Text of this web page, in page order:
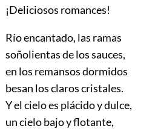
¡Deliciosos romances!
Río encantado, las ramas
soñolientas de los sauces,
en los remansos dormidos
besan los claros cristales.
Y el cielo es plácido y dulce,
un cielo bajo y flotante,